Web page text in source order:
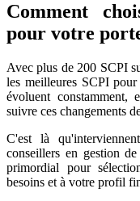
Comment
pour votre
Avec plus de 200 SCPI
les meilleures SCPI
évoluent
suivre ces changements
C'est là
conseillers en gestion
primordial pour
besoins et à votre profil